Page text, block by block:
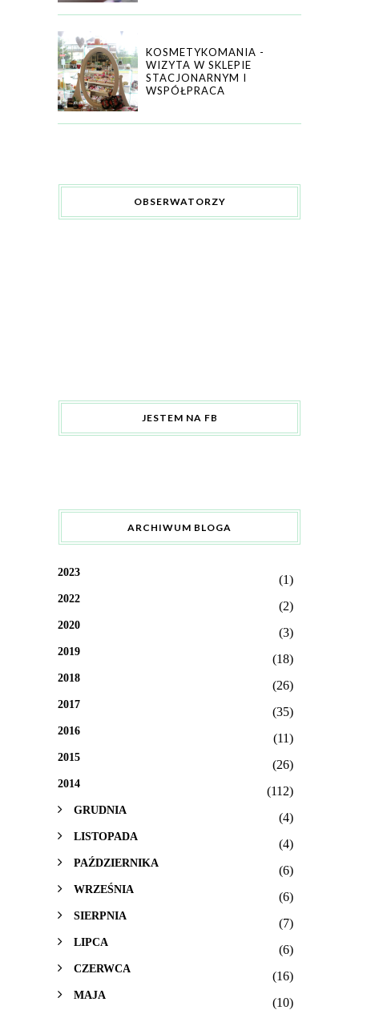
KOSMETYKOMANIA -
WIZYTA W SKLEPIE
STACJONARNYM I
WSPÓŁPRACA
OBSERWATORZY
JESTEM NA FB
ARCHIWUM BLOGA
2023
(1)
2022
(2)
2020
(3)
2019
(18)
2018
(26)
2017
(35)
2016
(11)
2015
(26)
2014
(112)
GRUDNIA
(4)
LISTOPADA
(4)
PAŹDZIERNIKA
(6)
WRZEŚNIA
(6)
SIERPNIA
(7)
LIPCA
(6)
CZERWCA
(16)
MAJA
(10)